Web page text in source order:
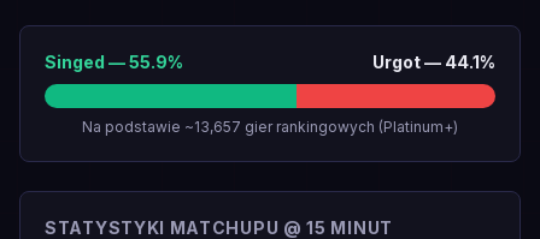
Singed —55.9% Urgot— 44.1%
Na podstawie ~13,657 gier rankingowych (Platinum+)
STATYSTYKI MATCHUPU @ 15 MINUT